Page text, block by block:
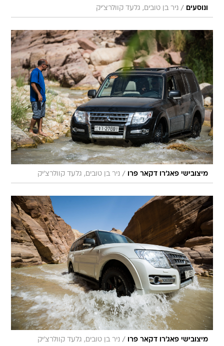
ונוסעים
/ ניר בן טובים, גלעד קוולרצ'יק
מיצובישי פאג'רו דקאר פרו / ניר בן טובים, גלעד קוולרצ'יק
מיצובישי פאג'רו דקאר פרו / ניר בן טובים, גלעד קוולרצ'יק